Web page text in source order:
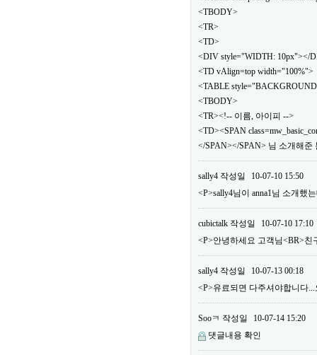
<TBODY>
<TR>
<TD>
<DIV style="WIDTH: 10px"></
<TD vAlign=top width="100%">
<TABLE style="BACKGROUND:
<TBODY>
<TR><!-- 이름, 아이피 -->
<TD><SPAN
</SPAN></SPAN> 님 소개해
sally4 작성일
10-07-10 15:50
<P>sally4님이 anna1님 소개했
cubictalk 작성일
10-07-10 17:10
<P>안녕하세요 고객님<BR>친
sally4 작성일
10-07-13 00:18
<P>유료되면 다주셔야합니다
Sooㅋ 작성일
10-07-14 15:20
댓글내용 확인